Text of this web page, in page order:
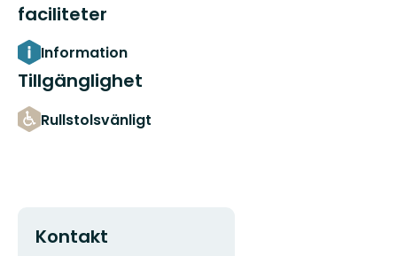
faciliteter
Information
Tillgänglighet
Rullstolsvänligt
Kontakt